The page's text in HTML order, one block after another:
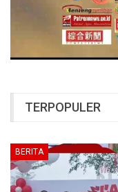
TERPOPULER
BERITA